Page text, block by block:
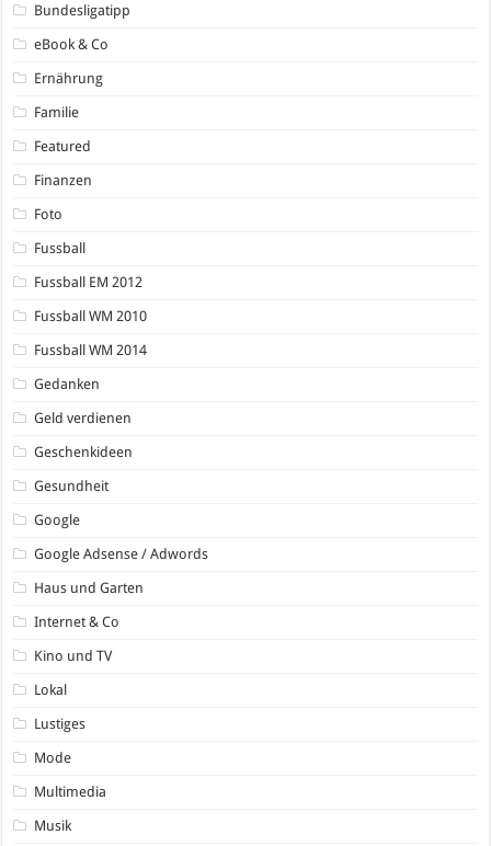
Bundesligatipp
eBook & Co
Ernährung
Familie
Featured
Finanzen
Foto
Fussball
Fussball EM 2012
Fussball WM 2010
Fussball WM 2014
Gedanken
Geld verdienen
Geschenkideen
Gesundheit
Google
Google Adsense / Adwords
Haus und Garten
Internet & Co
Kino und TV
Lokal
Lustiges
Mode
Multimedia
Musik